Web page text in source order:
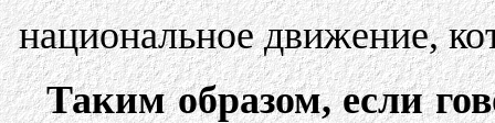
национальное движение,
Таким образом, если